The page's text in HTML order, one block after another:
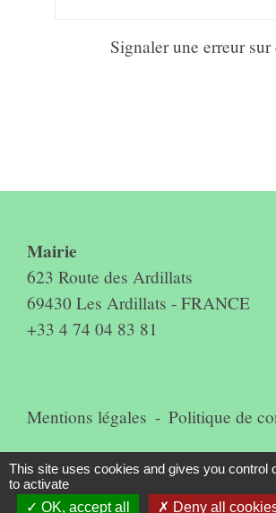
Signaler une erreur sur
Mairie
623 Route des Ardillats
69430 Les Ardillats - FRANCE
+33 4 74 04 83 81
Mentions légales - Politique de
Accessibilité - Plan du site -
Gestion des cookies
This site uses cookies and gives you control
to activate
OK, accept all
Deny all